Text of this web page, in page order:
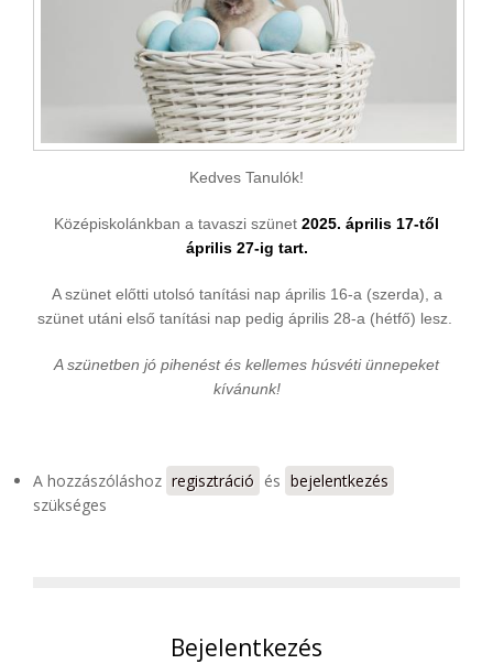
Kedves Tanulók!
Középiskolánkban a tavaszi szünet 2025. április 17-től
április 27-ig tart.
A szünet előtti utolsó tanítási nap április 16-a (szerda), a
szünet utáni első tanítási nap pedig április 28-a (hétfő) lesz.
A szünetben jó pihenést és kellemes húsvéti ünnepeket
kívánunk!
A hozzászóláshoz regisztráció és bejelentkezés
szükséges
Bejelentkezés